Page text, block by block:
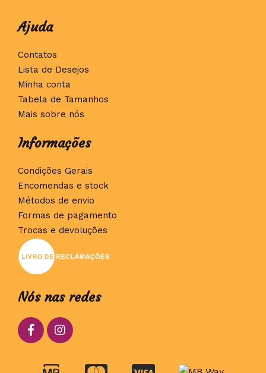
Ajuda
Contatos
Lista de Desejos
Minha conta
Tabela de Tamanhos
Mais sobre nós
Informações
Condições Gerais
Encomendas e stock
Métodos de envio
Formas de pagamento
Trocas e devoluções
Nós nas redes